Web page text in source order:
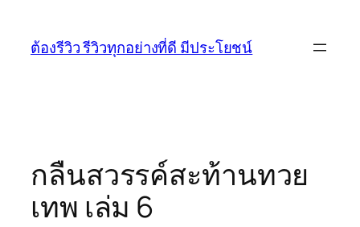
content
ต้องรีวิว รีวิวทุกอย่างที่ดี มีประโยชน์
กลืนสวรรค์สะท้านทวย
เทพ เล่ม 6